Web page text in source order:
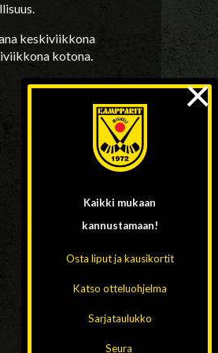
keskiviikkona
kotona.
Kaikki mukaan
kannustamaan!
Osta liput ja kausikortit
Katso otteluohjelma
Sarjataulukko
Seura
×